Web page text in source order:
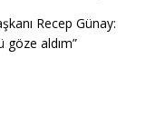
Recep Günay:
göze aldım”